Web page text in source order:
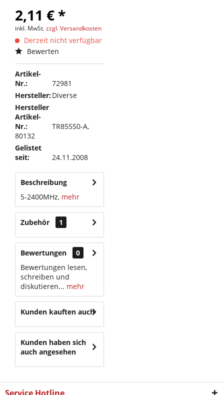
2,11 € *
inkl. MwSt.zzgl. Versandkosten
Derzeit nicht verfügbar
Bewerten
Artikel-
Nr.:
72981
Hersteller:Diverse
Hersteller
Artikel-
Nr.:
TR85550-A,
80132
Gelistet
seit:
24.11.2008
Beschreibung
5-2400MHz, mehr
Zubehör 1
Bewertungen
0
Bewertungen lesen,
schreiben und
diskutieren... mehr
Kunden kauften auch
Kunden haben sich
auch angesehen